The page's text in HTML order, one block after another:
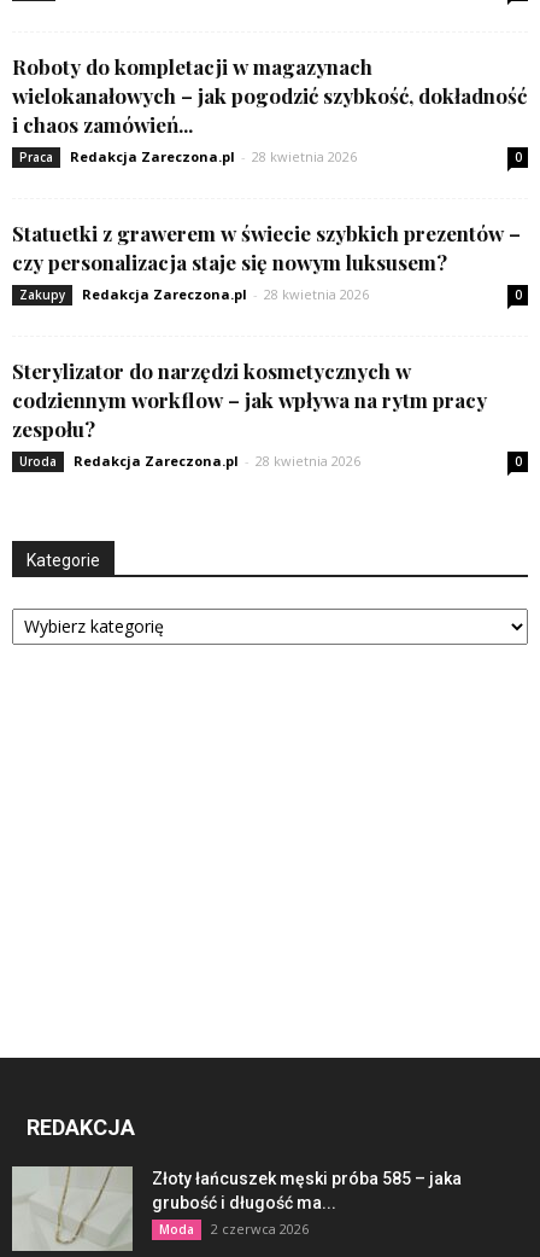
Roboty do kompletacji w magazynach
wielokanałowych – jak pogodzić szybkość, dokładność
i chaos zamówień...
Praca Redakcja Zareczona.pl - 28 kwietnia 2026 0
Statuetki z grawerem w świecie szybkich prezentów –
czy personalizacja staje się nowym luksusem?
Zakupy Redakcja Zareczona.pl - 28 kwietnia 2026 0
Sterylizator do narzędzi kosmetycznych w
codziennym workflow – jak wpływa na rytm pracy
zespołu?
Uroda Redakcja Zareczona.pl - 28 kwietnia 2026 0
Kategorie
Kategorie
REDAKCJA
Złoty łańcuszek męski próba 585 – jaka
grubość i długość ma...
Moda 2 czerwca 2026